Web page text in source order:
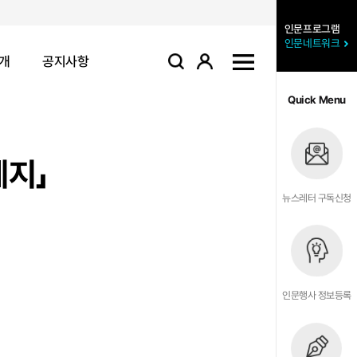
공지사항 검색 로그인 사이트맵
인문프로그램
인문네트워크
Quick Menu
뉴스레터 구독신청
인문행사 정보등록
」